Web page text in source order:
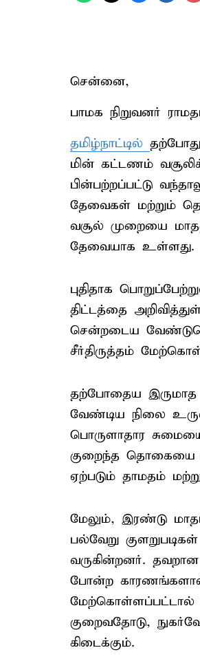
சென்னை,
பாமக நிறுவனர்
தமிழ்நாட்டில்
மின் கட்டணம்
பின்பற்றப்பட்டு
தேவைகள் மற்றும்
வசூல் முறையை
தேவையாக உள்ளது.
புதிதாக
திட்டத்தை
சென்றடைய
சீர்திருத்தம்
தற்போதைய
வேண்டிய நிலை
பொருளாதார
குறைந்த தொகையை
ஏற்படும் தாமதம்
மேலும், இரண்டு
பல்வேறு
வருகின்றனர். தவறான
போன்ற காரணங்களால்
மேற்கொள்ளப்பட்டால்
குறைவதோடு,
கிடைக்கும்.